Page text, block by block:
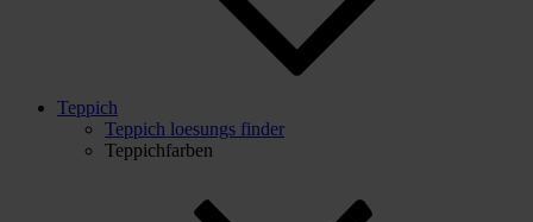
Teppich
Teppich loesungs finder
Teppichfarben